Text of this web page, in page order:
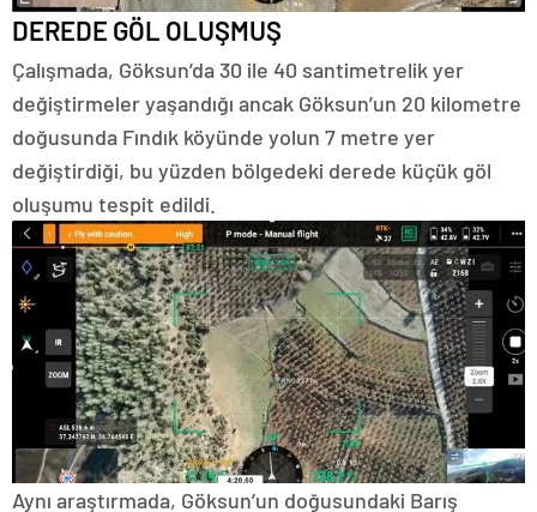
DEREDE GÖL OLUŞMUŞ
Çalışmada, Göksun’da 30 ile 40 santimetrelik yer
değiştirmeler yaşandığı ancak Göksun’un 20 kilometre
doğusunda Fındık köyünde yolun 7 metre yer
değiştirdiği, bu yüzden bölgedeki derede küçük göl
oluşumu tespit edildi.
Aynı araştırmada, Göksun’un doğusundaki Barış